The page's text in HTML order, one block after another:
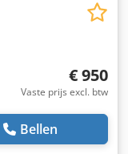
€ 950
Vaste prijs excl. btw
Bellen